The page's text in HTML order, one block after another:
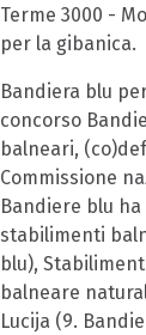
Terme 3000 -
per la gibanica.
Bandiera blu
concorso
balneari,
Commissione
Bandiere blu
stabilimenti
blu),
balneare
Lucija (9.